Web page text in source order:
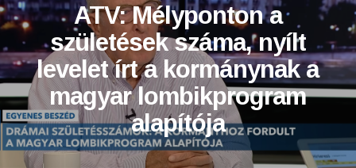
ATV: Mélyponton a
születések száma, nyílt
levelet írt a kormánynak a
magyar lombikprogram
alapítója